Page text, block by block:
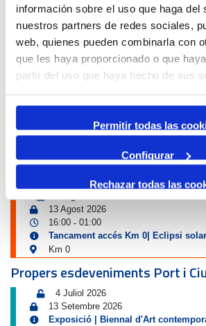
información sobre el uso que haga del
nuestros partners de redes sociales,
web, quienes pueden combinarla con
que les haya proporcionado o que
partir del uso que haya hecho de sus
Permitir todas las
Configurar
Rechazar todas las
PREMI D'INVESTIGACIÓ
Avís de circulació
13 Agost 2026
16:00 - 01:00
Tancament accés Km 0| Eclipsi solar
Km 0
Propers esdeveniments Port i
4 Juliol 2026
13 Setembre 2026
Exposició | Biennal d'Art